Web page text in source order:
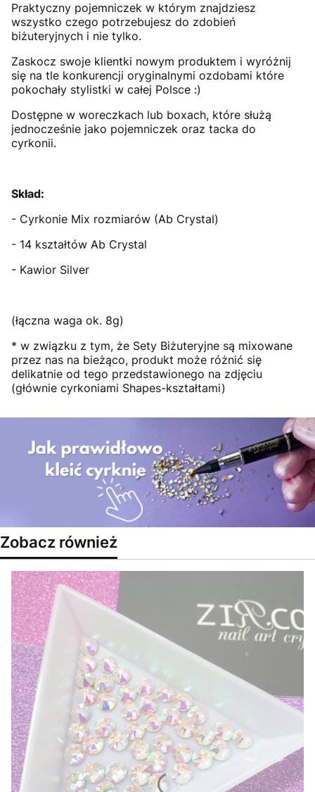
Praktyczny pojemniczek w którym znajdziesz
wszystko czego potrzebujesz do zdobień
biżuteryjnych i nie tylko.
Zaskocz swoje klientki nowym produktem i wyróżnij
się na tle konkurencji oryginalnymi ozdobami które
pokochały stylistki w całej Polsce :)
Dostępne w woreczkach lub boxach, które służą
jednocześnie jako pojemniczek oraz tacka do
cyrkonii.
Skład:
- Cyrkonie Mix rozmiarów (Ab Crystal)
- 14 kształtów Ab Crystal
- Kawior Silver
(łączna waga ok. 8g)
* w związku z tym, że Sety Biżuteryjne są mixowane
przez nas na bieżąco, produkt może różnić się
delikatnie od tego przedstawionego na zdjęciu
(głównie cyrkoniami Shapes-kształtami)
Zobacz również